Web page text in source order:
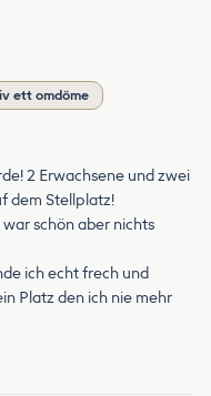
ett omdöme
2 Erwachsene und zwei
dem Stellplatz!
war schön aber nichts
ich echt frech und
Platz den ich nie mehr